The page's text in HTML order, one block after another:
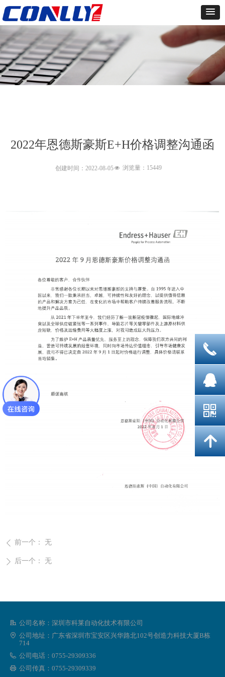
2022年恩德斯豪斯E+H价格调整沟通函
ꄴ 前一个： 无
ꄲ 后一个： 无
创建时间： 2022-08-05넶 浏览量：15449
公司名称： 深圳市科莱自动化技术有限公司
公司地址： 广东省深圳市宝安区兴华路北102号创造力科技大厦B栋
714
公司电话： 0755-29309336
公司传真： 0755-29309339
끅
뀩
낃
녕